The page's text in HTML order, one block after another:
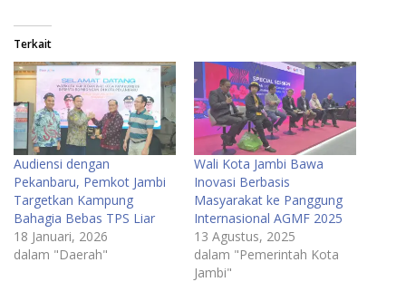
Terkait
Audiensi dengan
Pekanbaru, Pemkot Jambi
Targetkan Kampung
Bahagia Bebas TPS Liar
18 Januari, 2026
dalam "Daerah"
Wali Kota Jambi Bawa
Inovasi Berbasis
Masyarakat ke Panggung
Internasional AGMF 2025
13 Agustus, 2025
dalam "Pemerintah Kota
Jambi"